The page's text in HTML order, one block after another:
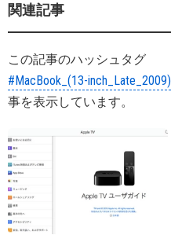
関連記事
この記事のハッシュタグ
#MacBook_(13-inch_Late_2009)
事を表示しています。